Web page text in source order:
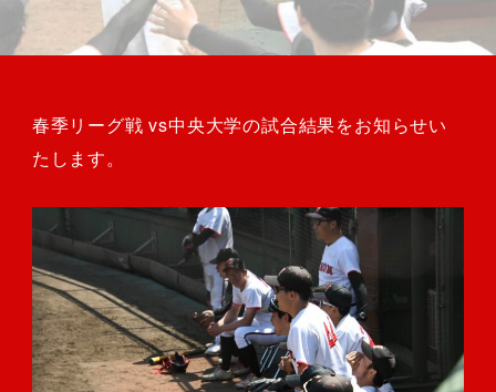
春季リーグ戦 vs中央大学の試合結果をお知らせい
たします。